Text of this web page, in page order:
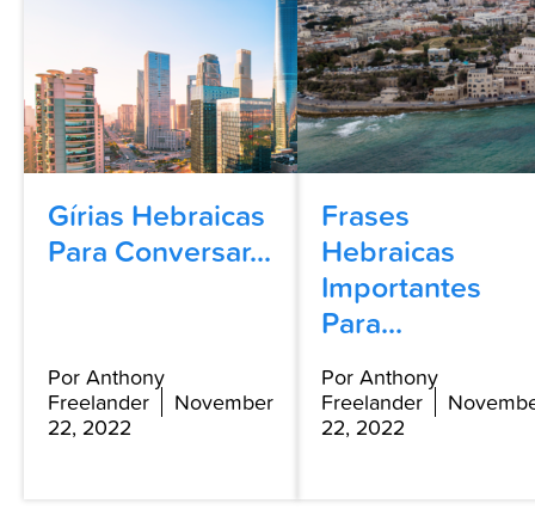
Gírias Hebraicas
Para Conversar...
Por Anthony
Freelander
November
22, 2022
Frases
Hebraicas
Importantes
Para...
Por Anthony
Freelander
22, 2022